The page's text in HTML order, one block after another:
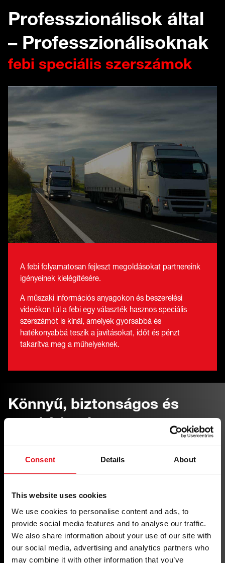
Consent Details About
This website uses cookies
We use cookies to personalise content and ads, to
provide social media features and to analyse our traffic.
We also share information about your use of our site with
our social media, advertising and analytics partners who
may combine it with other information that you’ve
Professzionálisok által
– Professzionálisoknak
febi speciális szerszámok
A febi folyamatosan fejleszt megoldásokat partnereink
igényeinek kielégítésére.
A műszaki információs anyagokon és beszerelési
videókon túl a febi egy választék hasznos speciális
szerszámot is kínál, amelyek gyorsabbá és
hatékonyabbá teszik a javításokat, időt és pénzt
takarítva meg a műhelyeknek.
Könnyű, biztonságos és
megbízható